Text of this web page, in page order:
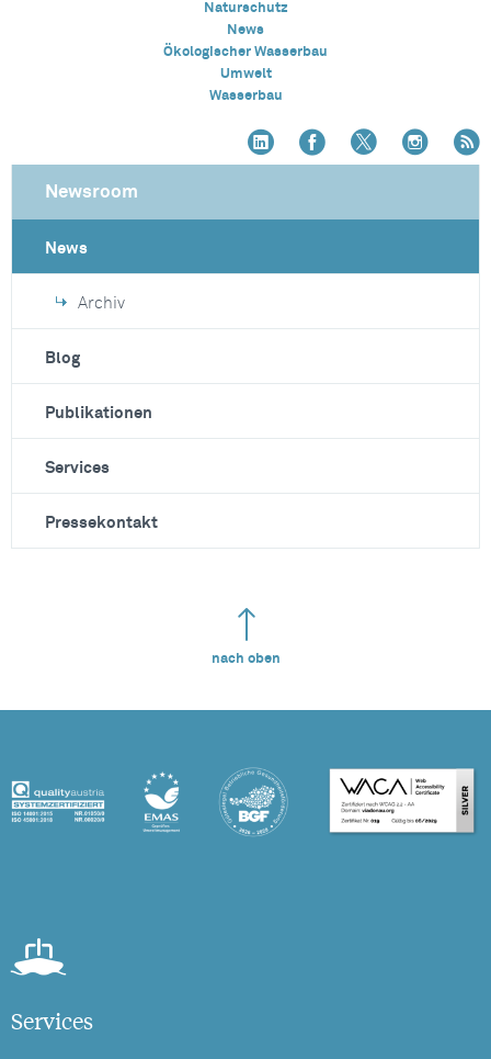
Naturschutz
News
Ökologischer Wasserbau
Umwelt
Wasserbau
Newsroom
News
Archiv
Blog
Publikationen
Services
Pressekontakt
nach oben
Services